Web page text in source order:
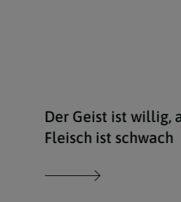
Der Geist ist willig,
Fleisch ist schwach